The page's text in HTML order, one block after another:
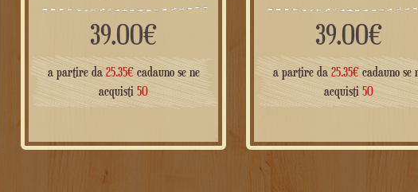
39.00€
a partire da 25.35€cadauno se ne
acquisti50
39.00€
a partire da 25.35€cadauno se
acquisti50